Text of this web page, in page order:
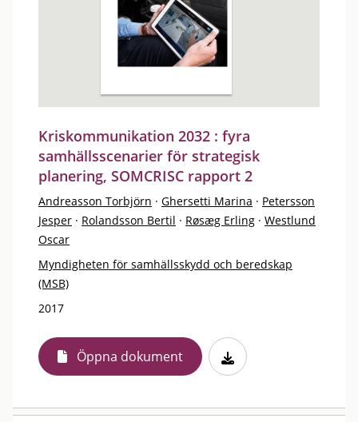
Kriskommunikation 2032 : fyra
samhällsscenarier för strategisk
planering, SOMCRISC rapport 2
Andreasson Torbjörn · Ghersetti Marina · Petersson
Jesper · Rolandsson Bertil · Røsæg Erling · Westlund
Oscar
Myndigheten för samhällsskydd och beredskap
(MSB)
2017
Öppna dokument